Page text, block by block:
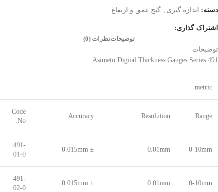
دسته: اندازه گیری گیج عمق و ارتفاع
اشتراک گذاری:
توضیحاتنظرات (0)
توضیحات
Asimeto Digital Thickness Gauges Series 491
metric
Range
Resolution
Accuracy
Code
No.
0-10mm
0.01mm
± 0.015mm
491-
01-0
0-10mm
0.01mm
± 0.015mm
491-
02-0